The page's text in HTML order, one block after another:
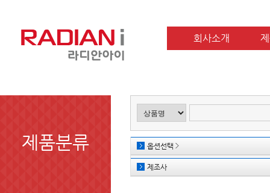
회사소개
제품분류 옵션선택
제조사